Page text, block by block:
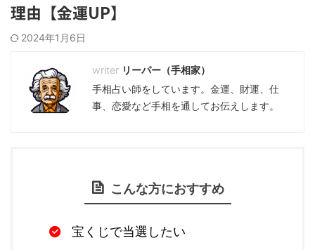
理由【金運UP】
2024年1月6日
リーパー（手相家）
手相占い師をしています。金運、財運、仕
事、恋愛など手相を通してお伝えします。
こんな方におすすめ
宝くじで当選したい